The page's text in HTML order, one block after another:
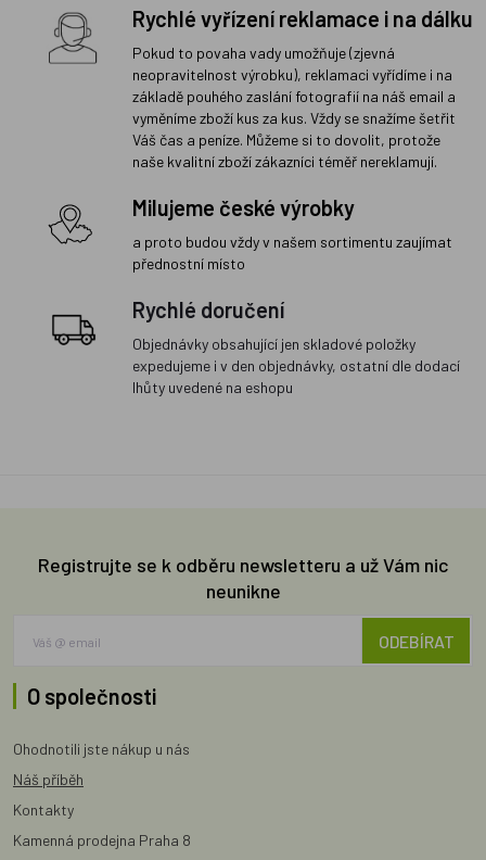
Rychlé vyřízení reklamace i na dálku
Pokud to povaha vady umožňuje (zjevná
neopravitelnost výrobku), reklamaci vyřídíme i na
základě pouhého zaslání fotografií na náš email a
vyměníme zboží kus za kus. Vždy se snažíme šetřit
Váš čas a peníze. Můžeme si to dovolit, protože
naše kvalitní zboží zákazníci téměř nereklamují.
Milujeme české výrobky
a proto budou vždy v našem sortimentu zaujímat
přednostní místo
Rychlé doručení
Objednávky obsahující jen skladové položky
expedujeme i v den objednávky, ostatní dle dodací
lhůty uvedené na eshopu
Registrujte se k odběru newsletteru a už Vám nic
neunikne
ODEBÍRAT
O společnosti
Ohodnotili jste nákup u nás
Náš příběh
Kontakty
Kamenná prodejna Praha 8